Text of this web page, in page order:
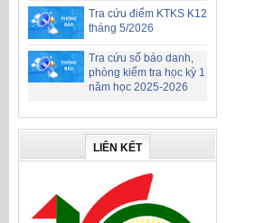
Tra cứu điểm KTKS K12
tháng 5/2026
Tra cứu số báo danh,
phòng kiểm tra học kỳ 1
năm học 2025-2026
LIÊN KẾT